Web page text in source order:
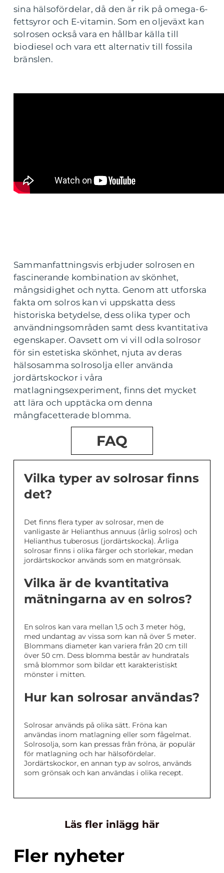
sina hälsofördelar, då den är rik på omega-6-
fettsyror och E-vitamin. Som en oljeväxt kan
solrosen också vara en hållbar källa till
biodiesel och vara ett alternativ till fossila
bränslen.
Sammanfattningsvis erbjuder solrosen en
fascinerande kombination av skönhet,
mångsidighet och nytta. Genom att utforska
fakta om solros kan vi uppskatta dess
historiska betydelse, dess olika typer och
användningsområden samt dess kvantitativa
egenskaper. Oavsett om vi vill odla solrosor
för sin estetiska skönhet, njuta av deras
hälsosamma solrosolja eller använda
jordärtskockor i våra
matlagningsexperiment, finns det mycket
att lära och upptäcka om denna
mångfacetterade blomma.
FAQ
Vilka typer av solrosar finns
det?
Det finns flera typer av solrosar, men de
vanligaste är Helianthus annuus (årlig solros) och
Helianthus tuberosus (jordärtskocka). Årliga
solrosar finns i olika färger och storlekar, medan
jordärtskockor används som en matgrönsak.
Vilka är de kvantitativa
mätningarna av en solros?
En solros kan vara mellan 1,5 och 3 meter hög,
med undantag av vissa som kan nå över 5 meter.
Blommans diameter kan variera från 20 cm till
över 50 cm. Dess blomma består av hundratals
små blommor som bildar ett karakteristiskt
mönster i mitten.
Hur kan solrosar användas?
Solrosar används på olika sätt. Fröna kan
användas inom matlagning eller som fågelmat.
Solrosolja, som kan pressas från fröna, är populär
för matlagning och har hälsofördelar.
Jordärtskockor, en annan typ av solros, används
som grönsak och kan användas i olika recept.
Läs fler inlägg här
Fler nyheter